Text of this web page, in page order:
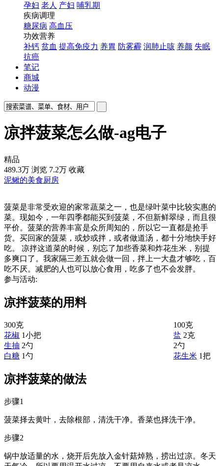
孕妇 老人 产妇 哺乳期
疾病调理
糖尿病 高血压
功效营养
补钙 贫血 提高免疫力 养胃 防雾霾 润肺止咳 养颜 失眠
抗癌
笔记
商城
动漫
凉拌菠菜怎么做-ag电子
精品
489.3万 浏览 7.2万 收藏
泥鳅的美食厨房
菠菜是非常受欢迎的家常蔬菜之一，也是绿叶菜中比较实惠的
菜。现如今，一年四季都能买到菠菜，不但新鲜翠绿，而且很
平价。菠菜的营养丰富是众所周知的，所以它一直都是抢手
货。买回家的菠菜，或炒或拌，或者做道汤，都十分地快手好
吃。 凉拌这道菜的时候，别忘了加些香菜和炸花生米，别提
多爽口了。我家隔三差五就会做一回，拌上一大盘才够吃，百
吃不厌。减肥的人也可以放心食用，吃多了也不会发胖。
参与活动:
凉拌菠菜的用料
300克
100克
花椒 1小把 盐 2克
生抽 2勺
2勺
白糖 1勺 花生米 1把
凉拌菠菜的做法
步骤1
菠菜择去黄叶，去除根部，清洗干净。香菜也择洗干净。
步骤2
锅中放适量的水，烧开后先放入金针菇焯熟，捞出过凉。冬天